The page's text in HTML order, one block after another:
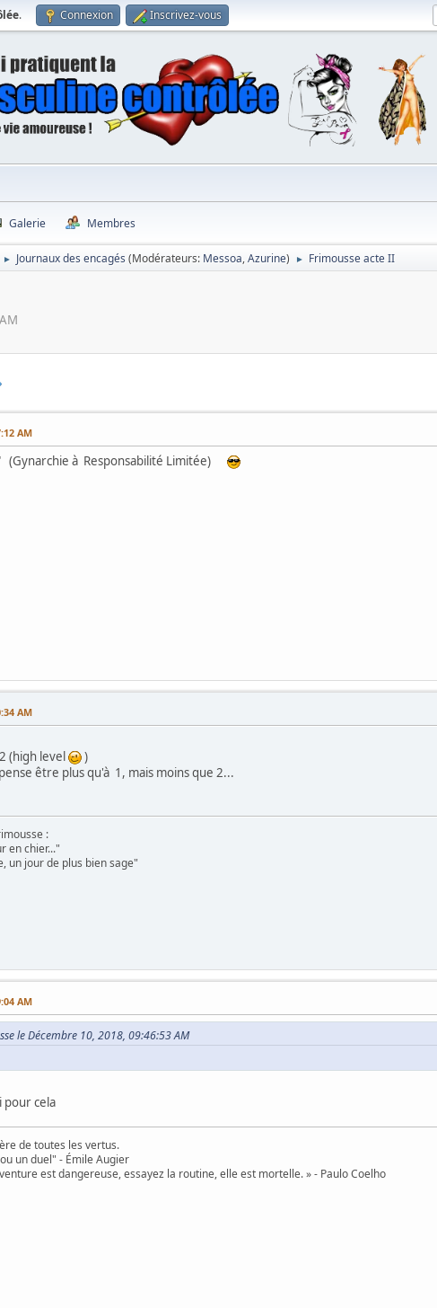
. Connexion Inscrivez-vous
Galerie Membres
► Journaux des encagés (Modérateurs: Messoa,Azurine) ► Frimousse acte II
AM
(Gynarchie à Responsabilité Limitée)
AM
(high level
)
être plus qu'à 1, mais moins que 2...
:
en chier..."
un jour de plus bien sage"
AM
le Décembre 10, 2018, 09:46:53 AM
pour cela
de toutes les vertus.
un duel" - Émile Augier
est dangereuse, essayez la routine, elle est mortelle. » - Paulo Coelho